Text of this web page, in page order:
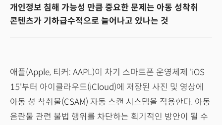
개인정보 침해 가능성 만큼 중요한 문제는 아동 성착취
콘텐츠가 기하급수적으로 늘어나고 있나는 것
애플(Apple, 티커: AAPL)이 차기 스마트폰 운영체제 'iOS
15'부터 아이클라우드(iCloud)에 저장된 사진 및 영상에
아동 성 착취물(CSAM) 자동 스캔 시스템을 적용한다. 아동
음란물 관련 불법 행위를 차단하는 획기적인 방안이 될 수